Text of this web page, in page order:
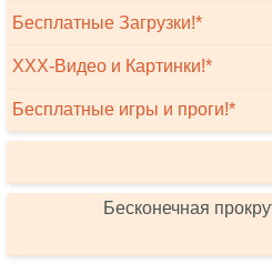
Бесплатные Загрузки!*
XXX-Видео и Картинки!*
Бесплатные игры и проги!*
Бесконечная